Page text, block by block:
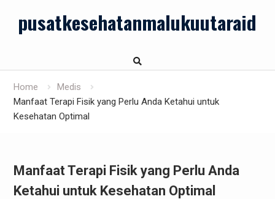
contentpusatkesehatanmalukuutaraid
Home
Medis
Manfaat Terapi Fisik yang Perlu Anda Ketahui untuk
Kesehatan Optimal
Manfaat Terapi Fisik yang Perlu Anda
Ketahui untuk Kesehatan Optimal